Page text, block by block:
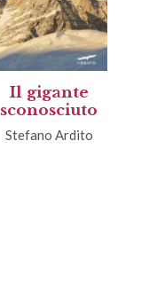
Il gigante
sconosciuto
Stefano Ardito